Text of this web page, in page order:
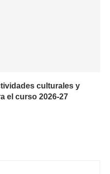
culturales y
el curso 2026-27